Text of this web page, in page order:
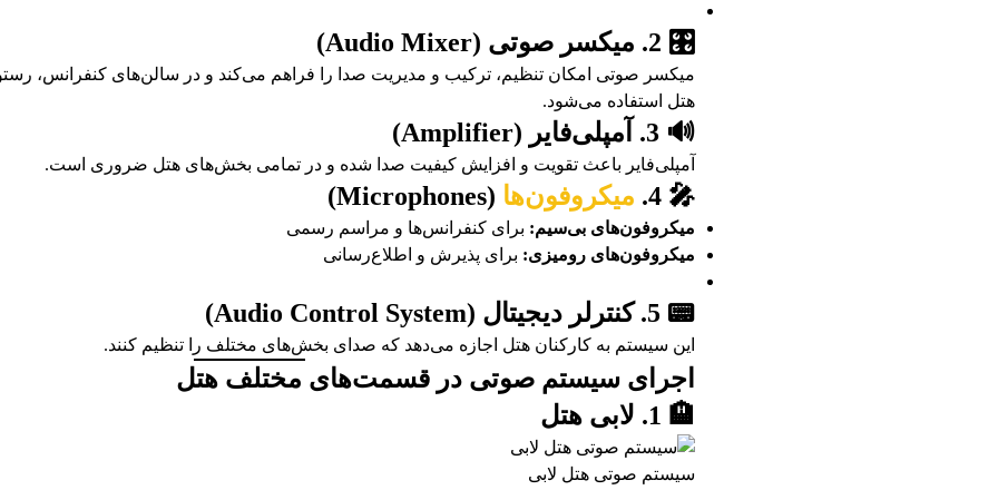
🎛️ 2. میکسر صوتی (Audio Mixer)
میکسر صوتی امکان تنظیم، ترکیب و مدیریت صدا را فراهم می‌کند و در سالن‌های کنفرانس،
هتل استفاده می‌شود.
🔊 3. آمپلی‌فایر (Amplifier)
آمپلی‌فایر باعث تقویت و افزایش کیفیت صدا شده و در تمامی بخش‌های هتل ضروری است.
🎤 4. میکروفون‌ها (Microphones)
میکروفون‌های بی‌سیم: برای کنفرانس‌ها و مراسم رسمی
میکروفون‌های رومیزی: برای پذیرش و اطلاع‌رسانی
📟 5. کنترلر دیجیتال (Audio Control System)
این سیستم به کارکنان هتل اجازه می‌دهد که صدای بخش‌های مختلف را تنظیم کنند.
اجرای سیستم صوتی در قسمت‌های مختلف هتل
🏨 1. لابی هتل
سیستم صوتی هتل لابی